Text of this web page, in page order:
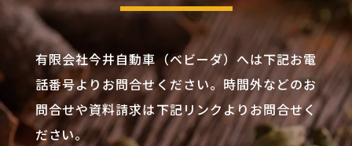
有限会社今井自動車（ベビーダ）へは下記お電
話番号よりお問合せください。 時間外などのお
問合せや資料請求は下記リンクよりお問合せく
ださい。